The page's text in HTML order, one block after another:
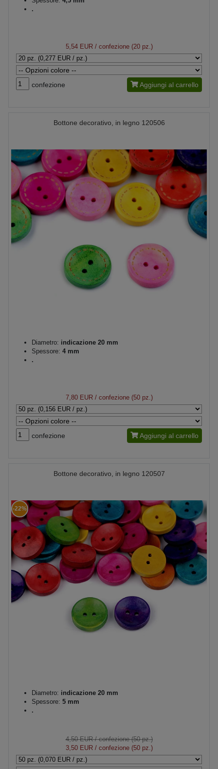
.
5,54 EUR/ confezione (20 pz.)
confezione Aggiungi al carrello
Bottone decorativo, in legno 120506
Diametro: indicazione 20 mm
Spessore: 4 mm
.
7,80 EUR/ confezione (50 pz.)
confezione Aggiungi al carrello
Bottone decorativo, in legno 120507
-22%
Diametro: indicazione 20 mm
Spessore: 5 mm
.
4,50 EUR/ confezione (50 pz.)
3,50 EUR/ confezione (50 pz.)